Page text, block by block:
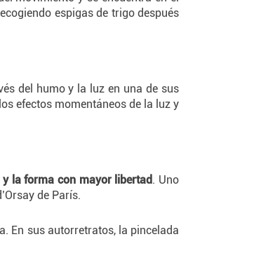
espigas de trigo después
del humo y la luz en una de sus
efectos momentáneos de la luz y
la forma con mayor libertad. Uno
de París.
En sus autorretratos, la pincelada